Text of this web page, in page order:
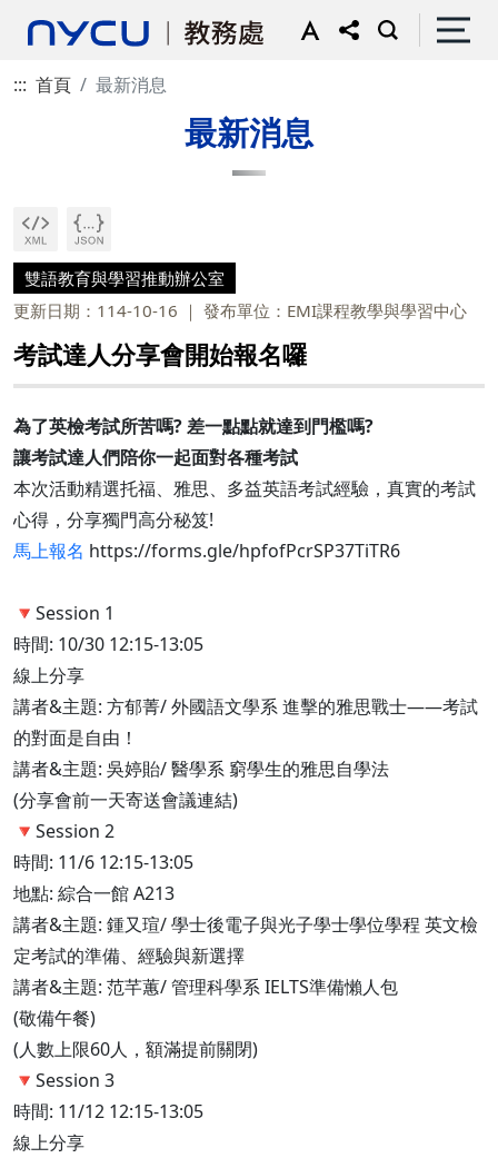
::: 首頁 最新消息
最新消息
雙語教育與學習推動辦公室
更新日期：114-10-16
發布單位：EMI課程教學與學習中心
考試達人分享會開始報名囉
為了英檢考試所苦嗎? 差一點點就達到門檻嗎?
讓考試達人們陪你一起面對各種考試
本次活動精選托福、雅思、多益英語考試經驗，真實的考試
心得，分享獨門高分秘笈!
馬上報名 https://forms.gle/hpfofPcrSP37TiTR6
🔻Session 1
時間: 10/30 12:15-13:05
線上分享
講者&主題: 方郁菁/ 外國語文學系 進擊的雅思戰士——考試
的對面是自由！
講者&主題: 吳婷貽/ 醫學系 窮學生的雅思自學法
(分享會前一天寄送會議連結)
​​​​​​​🔻Session 2
時間: 11/6 12:15-13:05
地點: 綜合一館 A213
講者&主題: 鍾又瑄/ 學士後電子與光子學士學位學程 英文檢
定考試的準備、經驗與新選擇
講者&主題: 范芊蕙/ 管理科學系 IELTS準備懶人包
(敬備午餐)
(人數上限60人，額滿提前關閉)
​​​​​​​🔻Session 3
時間: 11/12 12:15-13:05
線上分享